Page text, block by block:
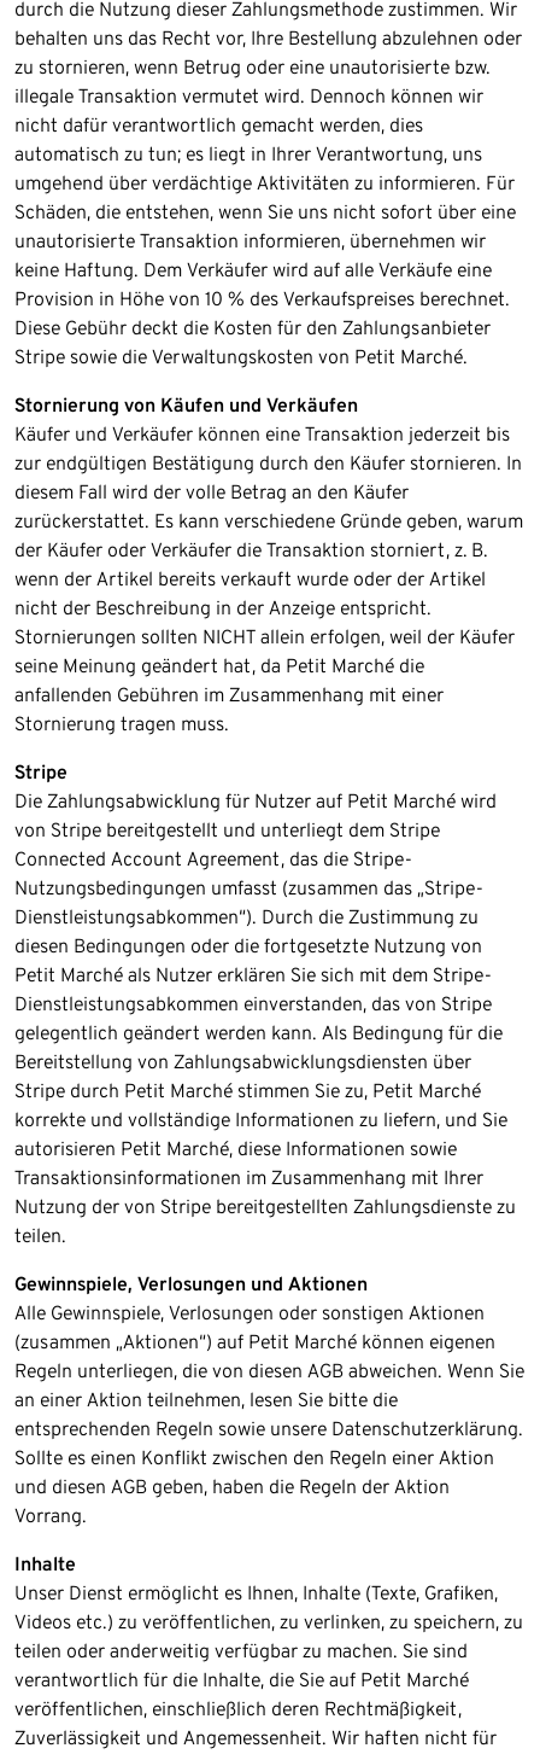
durch die Nutzung dieser Zahlungsmethode zustimmen. Wir
behalten uns das Recht vor, Ihre Bestellung abzulehnen oder
zu stornieren, wenn Betrug oder eine unautorisierte bzw.
illegale Transaktion vermutet wird. Dennoch können wir
nicht dafür verantwortlich gemacht werden, dies
automatisch zu tun; es liegt in Ihrer Verantwortung, uns
umgehend über verdächtige Aktivitäten zu informieren. Für
Schäden, die entstehen, wenn Sie uns nicht sofort über eine
unautorisierte Transaktion informieren, übernehmen wir
keine Haftung. Dem Verkäufer wird auf alle Verkäufe eine
Provision in Höhe von 10 % des Verkaufspreises berechnet.
Diese Gebühr deckt die Kosten für den Zahlungsanbieter
Stripe sowie die Verwaltungskosten von Petit Marché.
Stornierung von Käufen und Verkäufen
Käufer und Verkäufer können eine Transaktion jederzeit bis
zur endgültigen Bestätigung durch den Käufer stornieren. In
diesem Fall wird der volle Betrag an den Käufer
zurückerstattet. Es kann verschiedene Gründe geben, warum
der Käufer oder Verkäufer die Transaktion storniert, z. B.
wenn der Artikel bereits verkauft wurde oder der Artikel
nicht der Beschreibung in der Anzeige entspricht.
Stornierungen sollten NICHT allein erfolgen, weil der Käufer
seine Meinung geändert hat, da Petit Marché die
anfallenden Gebühren im Zusammenhang mit einer
Stornierung tragen muss.​
Stripe
Die Zahlungsabwicklung für Nutzer auf Petit Marché wird
von Stripe bereitgestellt und unterliegt dem Stripe
Connected Account Agreement, das die Stripe-
Nutzungsbedingungen umfasst (zusammen das „Stripe-
Dienstleistungsabkommen“). Durch die Zustimmung zu
diesen Bedingungen oder die fortgesetzte Nutzung von
Petit Marché als Nutzer erklären Sie sich mit dem Stripe-
Dienstleistungsabkommen einverstanden, das von Stripe
gelegentlich geändert werden kann. Als Bedingung für die
Bereitstellung von Zahlungsabwicklungsdiensten über
Stripe durch Petit Marché stimmen Sie zu, Petit Marché
korrekte und vollständige Informationen zu liefern, und Sie
autorisieren Petit Marché, diese Informationen sowie
Transaktionsinformationen im Zusammenhang mit Ihrer
Nutzung der von Stripe bereitgestellten Zahlungsdienste zu
teilen.​
Gewinnspiele, Verlosungen und Aktionen
Alle Gewinnspiele, Verlosungen oder sonstigen Aktionen
(zusammen „Aktionen“) auf Petit Marché können eigenen
Regeln unterliegen, die von diesen AGB abweichen. Wenn Sie
an einer Aktion teilnehmen, lesen Sie bitte die
entsprechenden Regeln sowie unsere Datenschutzerklärung.
Sollte es einen Konflikt zwischen den Regeln einer Aktion
und diesen AGB geben, haben die Regeln der Aktion
Vorrang.​
Inhalte
Unser Dienst ermöglicht es Ihnen, Inhalte (Texte, Grafiken,
Videos etc.) zu veröffentlichen, zu verlinken, zu speichern, zu
teilen oder anderweitig verfügbar zu machen. Sie sind
verantwortlich für die Inhalte, die Sie auf Petit Marché
veröffentlichen, einschließlich deren Rechtmäßigkeit,
Zuverlässigkeit und Angemessenheit. Wir haften nicht für